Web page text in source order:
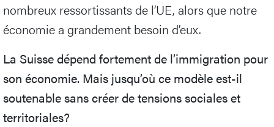
nombreux ressortissants de l’UE, alors que notre
économie a grandement besoin d’eux.
La Suisse dépend fortement de l’immigration pour
son économie. Mais jusqu’où ce modèle est-il
soutenable sans créer de tensions sociales et
territoriales?